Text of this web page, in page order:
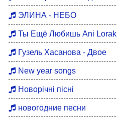
ЭЛИНА - НЕБО
Ты Ещё Любишь Ani Lorak
Гузель Хасанова - Двое
New year songs
Новорічні пісні
новогодние песни